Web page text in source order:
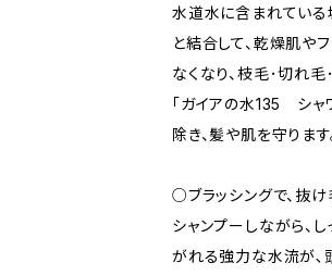
水道水に含まれてい
と結合して、乾燥肌や
なくなり、枝毛･切れ
｢ガイアの水135 シャ
除き、髪や肌を守ります
○ブラッシングで、抜
シャンプーしながら、
がれる強力な水流が､